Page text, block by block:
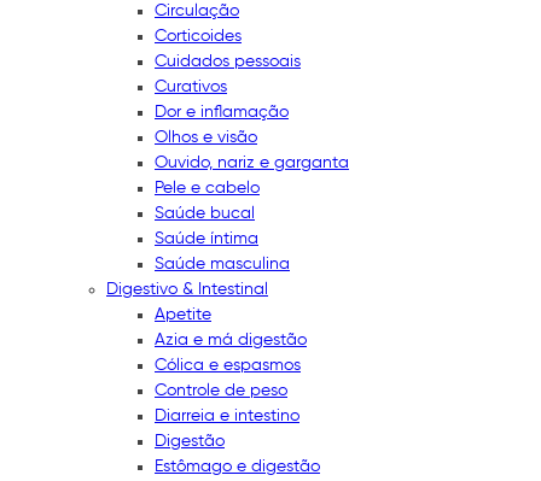
Circulação
Corticoides
Cuidados pessoais
Curativos
Dor e inflamação
Olhos e visão
Ouvido, nariz e garganta
Pele e cabelo
Saúde bucal
Saúde íntima
Saúde masculina
Digestivo & Intestinal
Apetite
Azia e má digestão
Cólica e espasmos
Controle de peso
Diarreia e intestino
Digestão
Estômago e digestão